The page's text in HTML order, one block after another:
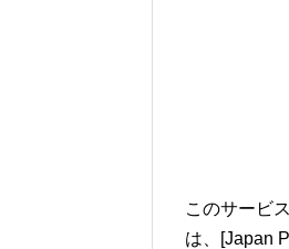
このサービ
は、[Japan